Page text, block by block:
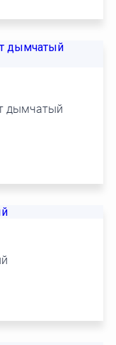
дымчатый